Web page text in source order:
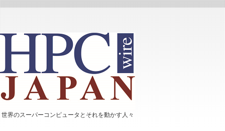
世界のスーパーコンピュータとそれを動かす人々